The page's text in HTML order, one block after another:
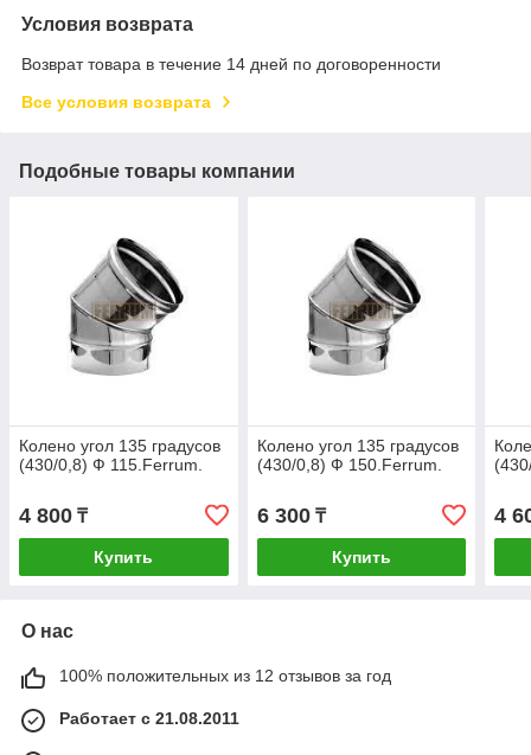
Условия возврата
Возврат товара в течение 14 дней по договоренности
Все условия возврата
Подобные товары компании
Колено угол 135 градусов
(430/0,8) Ф 115.Ferrum.
4 800 ₸
Купить
Колено угол 135 градусов
(430/0,8) Ф 150.Ferrum.
6 300₸
Купить
4
О нас
100% положительных из 12 отзывов за год
Работает с 21.08.2011